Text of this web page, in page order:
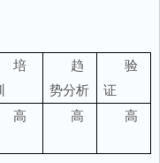
培
趋
势分析
验
证
高 高 高